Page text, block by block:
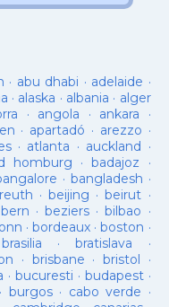
· abu dhabi · adelaide ·
· alaska · albania · alger
· angola · ankara ·
· apartadó · arezzo ·
· atlanta · auckland ·
homburg ·badajoz ·
· bangladesh ·
·beijing ·beirut ·
bern ·beziers ·bilbao ·
·bordeaux ·boston ·
brasilia ·bratislava ·
· brisbane · bristol ·
· bucuresti · budapest·
· burgos· cabo verde ·